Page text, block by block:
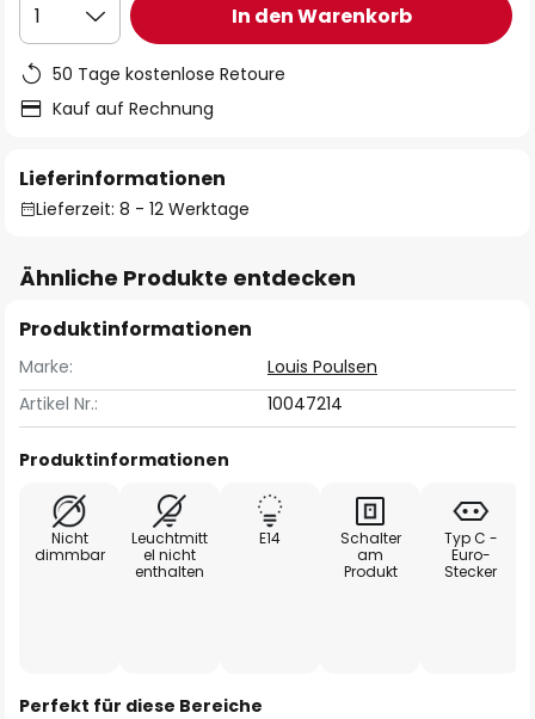
1 In den Warenkorb
50 Tage kostenlose Retoure
Kauf auf Rechnung
Lieferinformationen
Lieferzeit: 8 - 12 Werktage
Ähnliche Produkte entdecken
Produktinformationen
Marke:
Louis Poulsen
Artikel Nr.:
10047214
Produktinformationen
Nicht
dimmbar
Leuchtmitt
el nicht
enthalten
E14
Schalter
am
Produkt
Typ C -
Euro-
Stecker
Perfekt für diese Bereiche